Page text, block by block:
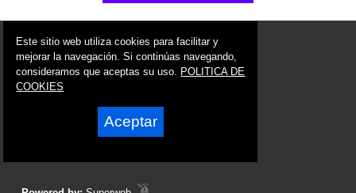
© 2006 - 2026 Portal de Molina de Segura Noticias
info@portaldemolina.es
Síguenos en:
Este sitio web utiliza cookies para facilitar y
mejorar la navegación. Si continúas navegando,
consideramos que aceptas su uso. POLITICA DE
COOKIES
Aceptar